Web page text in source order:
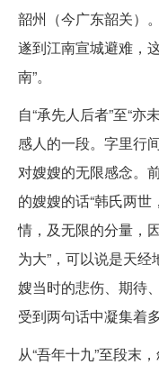
韶州（今广东韶关）
遂到江南宣城避难，
南”。
自“承先人后者”至“
感人的一段。字里行
对嫂嫂的无限感念。
的嫂嫂的话“韩氏两
情，及无限的分量，
为大”，可以说是天
嫂当时的悲伤、期待
受到两句话中凝集着
从“吾年十九”至段末